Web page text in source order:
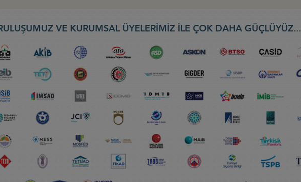
VE KURUMSAL ÜYELERİMİZ İLE ÇOK DAHA GÜÇLÜYÜZ...